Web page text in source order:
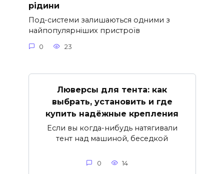
рідини
Под-системи залишаються одними з
найпопулярніших пристроїв
0 23
Люверсы для тента: как
выбрать, установить и где
купить надёжные крепления
Если вы когда-нибудь натягивали
тент над машиной, беседкой
0 14